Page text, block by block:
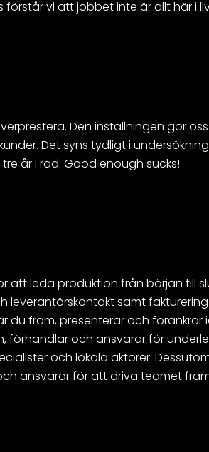
vi att jobbet inte är allt här i
Den inställningen gör
Det syns tydligt i
år i rad. Good enough sucks!
att leda produktion från början till
leverantörskontakt samt
du fram, presenterar och förankrar
förhandlar och ansvarar för
och lokala aktörer.
ansvarar för att driva teamet